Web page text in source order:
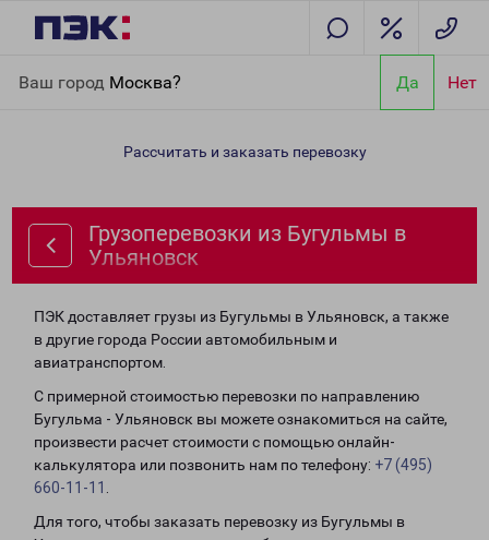
Ваш город Москва? Да Нет
Ульяновск
Рассчитать и заказать перевозку
Грузоперевозки из Бугульмы в
Ульяновск
ПЭК доставляет грузы из Бугульмы в Ульяновск, а также
в другие города России автомобильным и
авиатранспортом.
С примерной стоимостью перевозки по направлению
Бугульма - Ульяновск вы можете ознакомиться на сайте,
произвести расчет стоимости с помощью онлайн-
калькулятора или позвонить нам по телефону: +7 (495)
660-11-11
Для того, чтобы заказать перевозку из Бугульмы в